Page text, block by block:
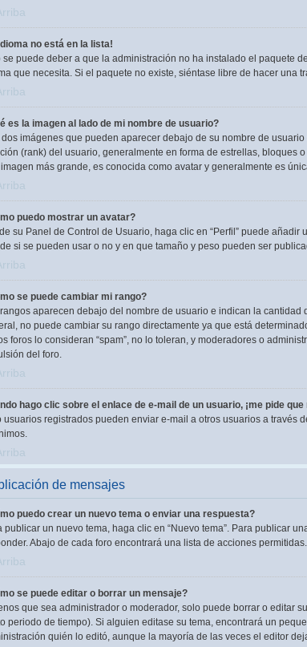
no está en la lista!
se puede deber a que la administración no ha instalado el paquete
que necesita. Si el paquete no existe, siéntase libre de hacer una
es la imagen al lado de mi nombre de usuario?
dos imágenes que pueden aparecer debajo de su nombre de
(rank) del usuario, generalmente en forma de estrellas, bloques
más grande, es conocida como avatar y generalmente es
puedo mostrar un avatar?
su Panel de Control de Usuario, haga clic en “Perfil” puede
si se pueden usar o no y en que tamaño y peso pueden ser
se puede cambiar mi rango?
aparecen debajo del nombre de usuario e indican la
no puede cambiar su rango directamente ya que está
foros lo consideran “spam”, no lo toleran, y moderadores o
del foro.
hago clic sobre el enlace de e-mail de un usuario, ¡me pide
usuarios registrados pueden enviar e-mail a otros usuarios a través
de mensajes
puedo crear un nuevo tema o enviar una respuesta?
publicar un nuevo tema, haga clic en “Nuevo tema”. Para publicar
Abajo de cada foro encontrará una lista de acciones
se puede editar o borrar un mensaje?
que sea administrador o moderador, solo puede borrar o editar
periodo de tiempo). Si alguien editase su tema, encontrará un
quién lo editó, aunque la mayoría de las veces el editor